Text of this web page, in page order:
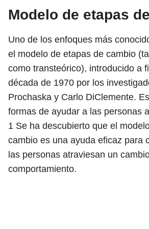
Modelo de etapas
Uno de los enfoques más
el modelo de etapas de cambio
como transteórico), introducido a
década de 1970 por los
Prochaska y Carlo DiClemente.
formas de ayudar a las personas
1 Se ha descubierto que el
cambio es una ayuda eficaz para
las personas atraviesan un
comportamiento.